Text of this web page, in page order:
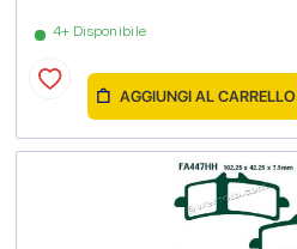
4+ Disponibile
AGGIUNGI AL CARRELLO